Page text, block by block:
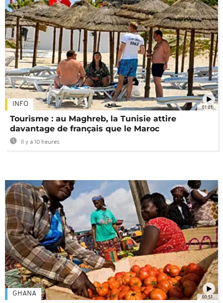
01:01
INFO
Tourisme : au Maghreb, la Tunisie attire
davantage de français que le Maroc
Il y a 10 heures
00:51
GHANA